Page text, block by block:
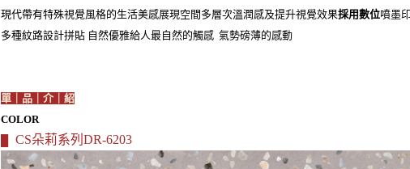
現代帶有特殊視覺風格的生活美感展現空間多層次溫潤感及提升視覺效果採用數位噴墨
多種紋路設計拼貼 自然優雅給人最自然的觸感 氣勢磅薄的感動
單｜品｜介｜紹
COLOR
CS朵莉系列DR-6203